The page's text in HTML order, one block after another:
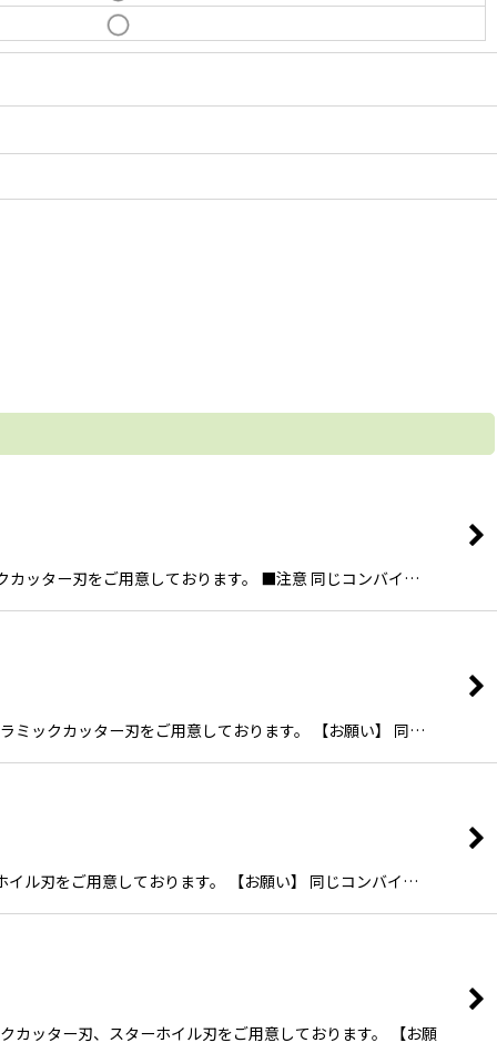
カッター刃をご用意しております。 ■注意 同じコンバイ…
ミックカッター刃をご用意しております。 【お願い】 同…
ル刃をご用意しております。 【お願い】 同じコンバイ…
ッター刃、スターホイル刃をご用意しております。 【お願